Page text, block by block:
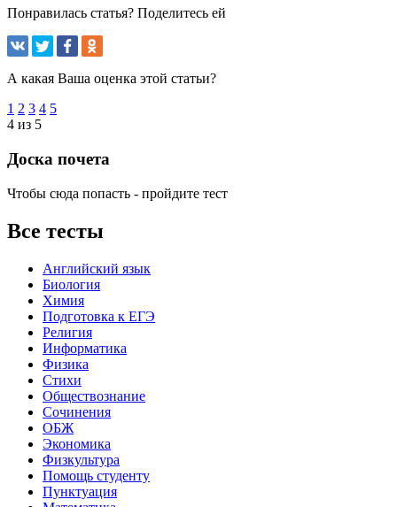
Понравилась статья? Поделитесь ей
А какая Ваша оценка этой статьи?
1 2 3 4 5
4 из 5
Доска почета
Чтобы сюда попасть - пройдите тест
Все тесты
Английский язык
Биология
Химия
Подготовка к ЕГЭ
Религия
Информатика
Физика
Стихи
Обществознание
Сочинения
ОБЖ
Экономика
Физкультура
Помощь студенту
Пунктуация